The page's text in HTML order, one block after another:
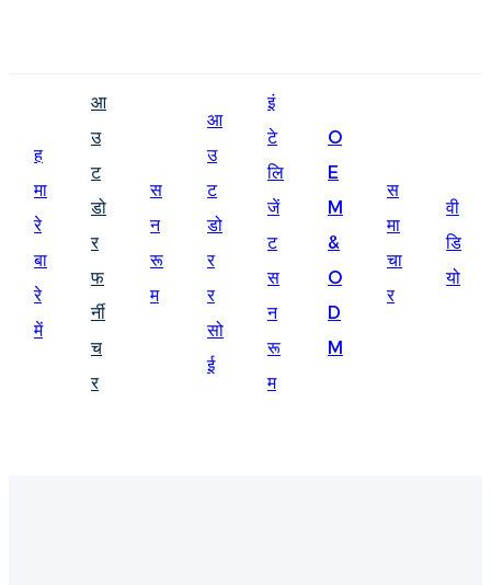
Maltese
Español
Galego
ह
मा
रे
बा
रे
में
आ
उ
ट
डो
र
फ
र्नी
च
र
स
न
रू
म
आ
उ
ट
डो
र
र
सो
ई
इं
टे
लि
जें
ट
स
न
रू
म
O
E
M
&
O
D
M
स
मा
चा
र
वी
डि
यो